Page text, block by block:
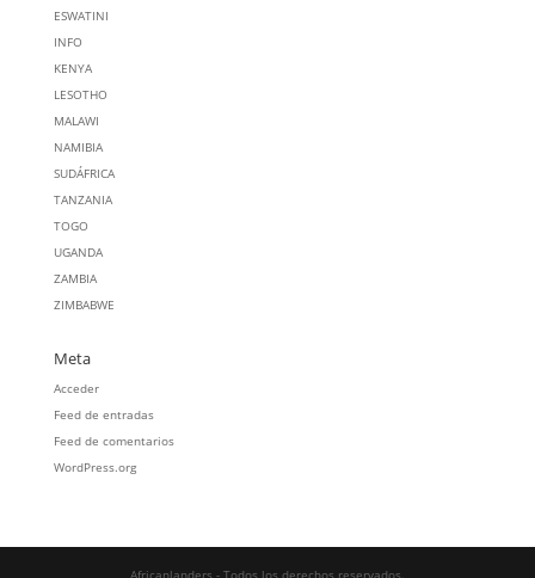
ESWATINI
INFO
KENYA
LESOTHO
MALAWI
NAMIBIA
SUDÁFRICA
TANZANIA
TOGO
UGANDA
ZAMBIA
ZIMBABWE
Meta
Acceder
Feed de entradas
Feed de comentarios
WordPress.org
Africanlanders - Todos los derechos reservados.